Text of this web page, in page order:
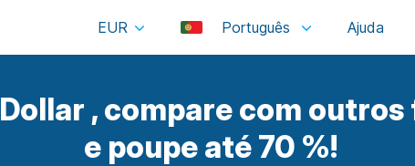
EUR Português
, compare com
e poupe até 70 %!